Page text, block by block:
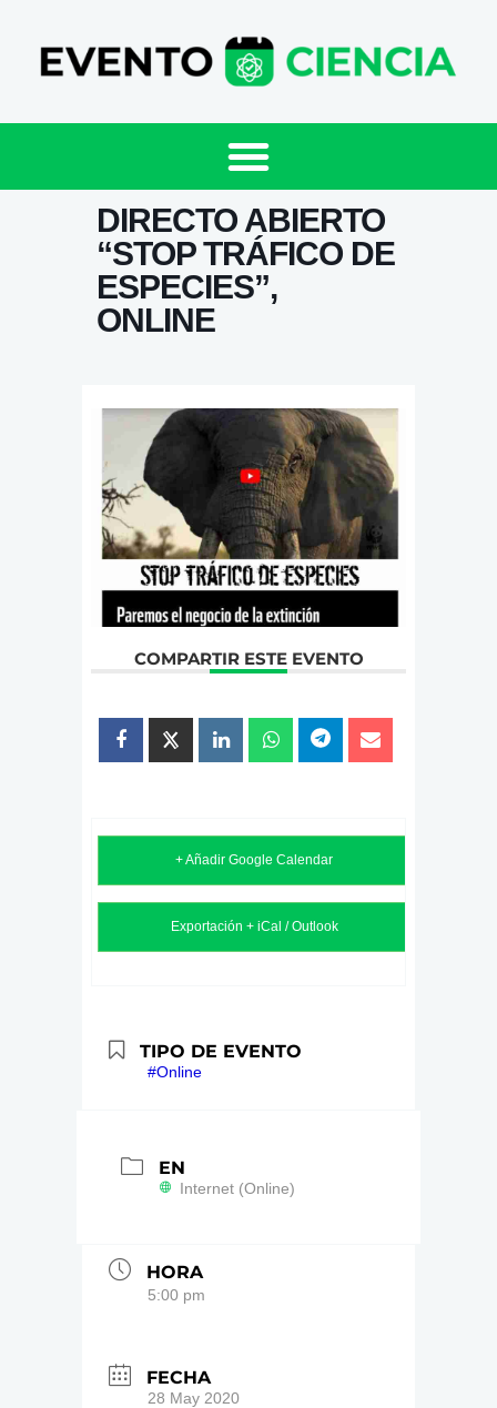
DIRECTO ABIERTO
“STOP TRÁFICO DE
ESPECIES”,
ONLINE
COMPARTIR ESTE EVENTO
+ Añadir Google Calendar
Exportación + iCal / Outlook
TIPO DE EVENTO
#Online
EN
Internet (Online)
HORA
5:00 pm
FECHA
28 May 2020